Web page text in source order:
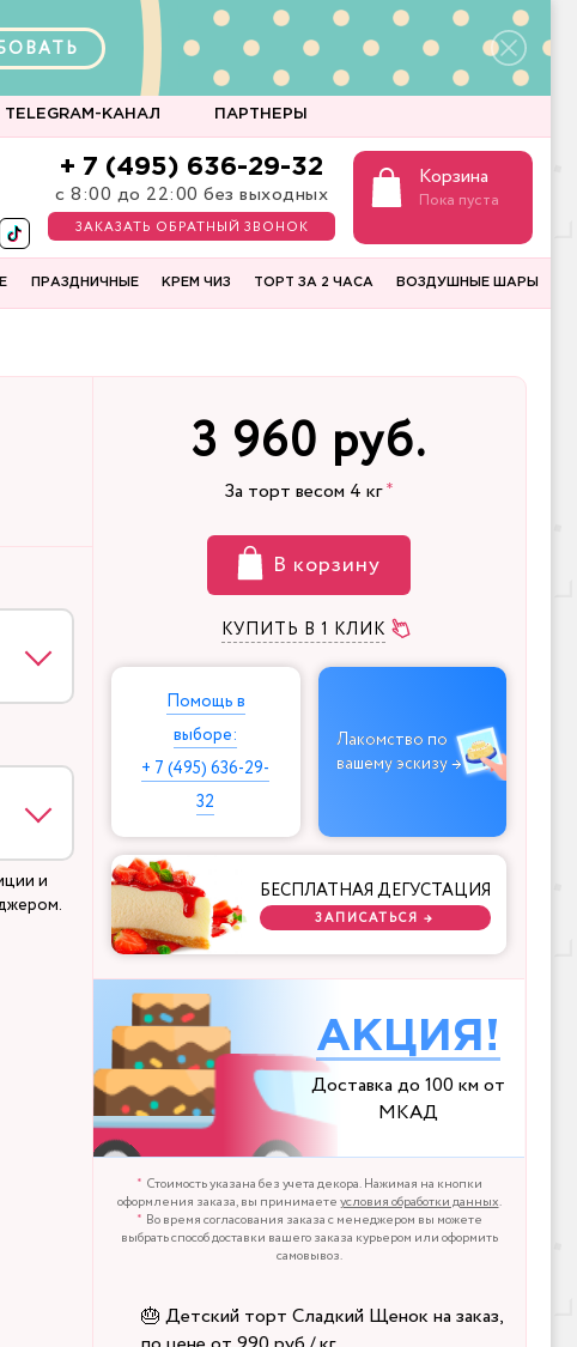
TELEGRAM-КАНАЛ ПАРТНЕРЫ
+ 7 (495) 636-29-32
с 8:00 до 22:00 без выходных
ЗАКАЗАТЬ ОБРАТНЫЙ ЗВОНОК
Корзина
Пока пуста
ПРАЗДНИЧНЫЕ КРЕМ ЧИЗ ТОРТ ЗА 2 ЧАСА ВОЗДУШНЫЕ ШАРЫ
и
3 960 руб.
За торт весом 4 кг
В корзину
КУПИТЬ В 1 КЛИК
Помощь в
выборе:
+ 7 (495) 636-29-
32
Лакомство по
вашему эскизу →
БЕСПЛАТНАЯ ДЕГУСТАЦИЯ
ЗАПИСАТЬСЯ →
АКЦИЯ!
Доставка до 100 км от
МКАД
Стоимость указана без учета декора. Нажимая на кнопки
оформления заказа, вы принимаетеусловия обработки данных.
Во время согласования заказа с менеджером вы можете
выбрать способ доставки вашего заказа курьером или оформить
самовывоз.
🎂 Детский торт Сладкий Щенок на заказ,